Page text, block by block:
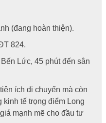
(đang hoàn thiện).
824.
Lức, 45 phút đến sân
ích di chuyển mà còn
tế trọng điểm Long
mạnh mẽ cho đầu tư